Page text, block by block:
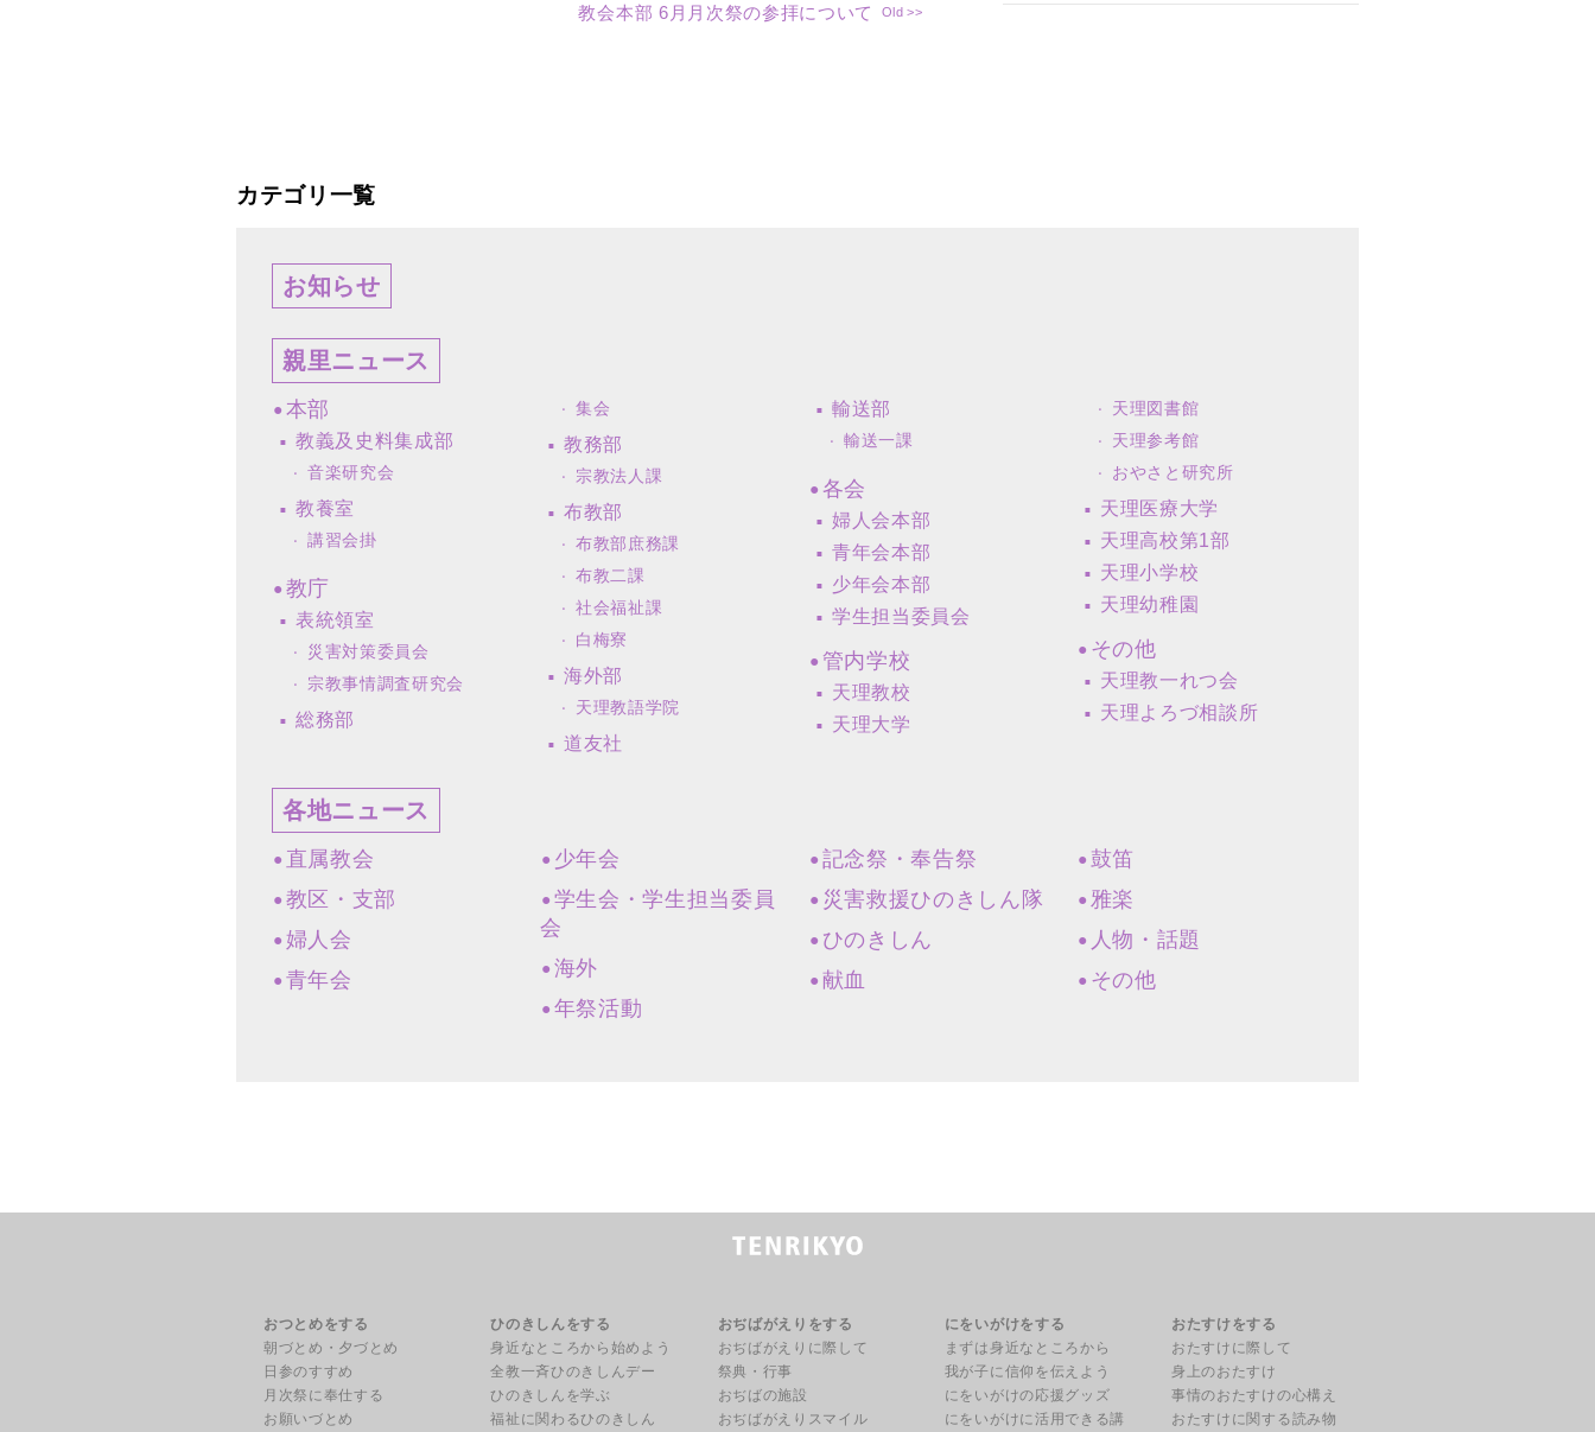
教会本部 6月月次祭の参拝について
カテゴリ一覧
お知らせ
親里ニュース
本部
教義及史料集成部
音楽研究会
教養室
講習会掛
教庁
表統領室
災害対策委員会
宗教事情調査研究会
総務部
集会
教務部
宗教法人課
布教部
布教部庶務課
布教二課
社会福祉課
白梅寮
海外部
天理教語学院
道友社
輸送部
輸送一課
各会
婦人会本部
青年会本部
少年会本部
学生担当委員会
管内学校
天理教校
天理大学
天理図書館
天理参考館
おやさと研究所
天理医療大学
天理高校第1部
天理小学校
天理幼稚園
その他
天理教一れつ会
天理よろづ相談所
各地ニュース
直属教会
教区・支部
婦人会
青年会
少年会
学生会・学生担当委員
会
海外
年祭活動
記念祭・奉告祭
災害救援ひのきしん隊
ひのきしん
献血
鼓笛
雅楽
人物・話題
その他
おつとめをする
朝づとめ・夕づとめ
日参のすすめ
月次祭に奉仕する
お願いづとめ
ひのきしんをする
身近なところから始めよう
全教一斉ひのきしんデー
ひのきしんを学ぶ
福祉に関わるひのきしん
おぢばがえりをする
おぢばがえりに際して
祭典・行事
おぢばの施設
おぢばがえりスマイル
にをいがけをする
まずは身近なところから
我が子に信仰を伝えよう
にをいがけの応援グッズ
にをいがけに活用できる講
おたすけをする
おたすけに際して
身上のおたすけ
事情のおたすけの心構え
おたすけに関する読み物